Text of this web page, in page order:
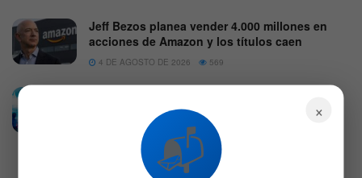
Jeff Bezos planea vender 4.000 millones en
acciones de Amazon y los títulos caen
4 DE AGOSTO DE 2026 569
ganancias de empresas
4 DE AGOSTO DE 2026 544
×
📬